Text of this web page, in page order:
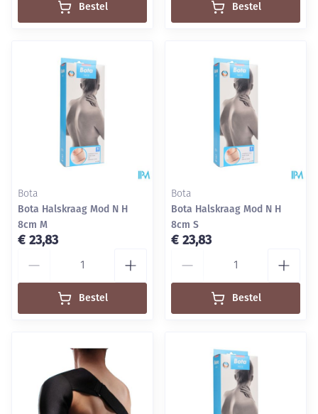
Bestel Bestel
Bota
Bota Halskraag Mod N H
8cm M
€ 23,83
Bestel
Bota
Bota Halskraag Mod N H
8cm S
€ 23,83
Bestel